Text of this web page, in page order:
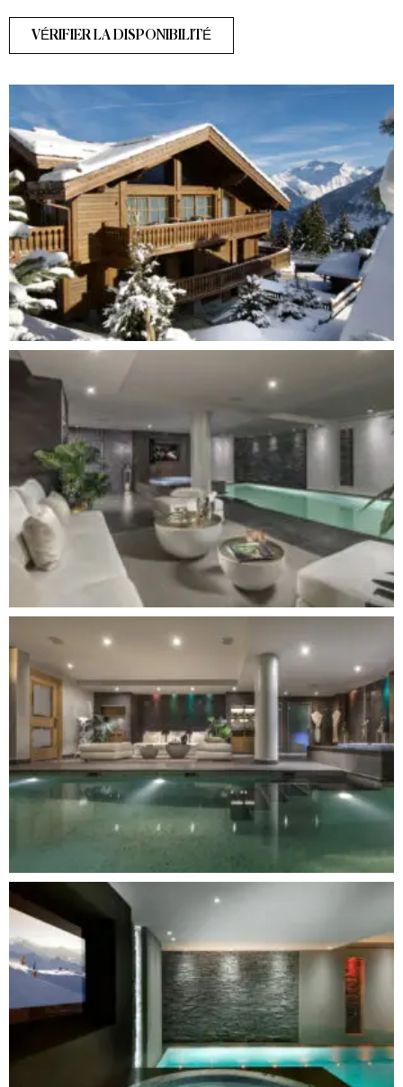
VÉRIFIER LA DISPONIBILITÉ